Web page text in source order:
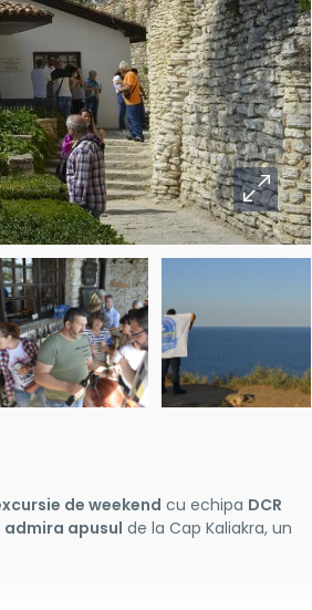
de weekend cu echipa DCR
admira apusul de la Cap Kaliakra, un